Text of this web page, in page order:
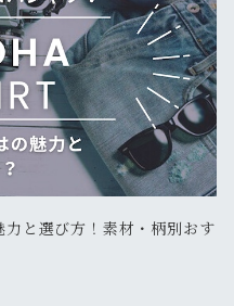
力と選び方！素材・柄別おす